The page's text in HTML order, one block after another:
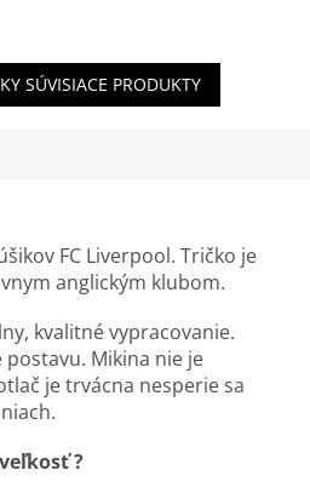
SÚVISIACE PRODUKTY
FC Liverpool. Tričko je
anglickým klubom.
kvalitné vypracovanie.
Mikina nie je
je trvácna nesperie sa
?